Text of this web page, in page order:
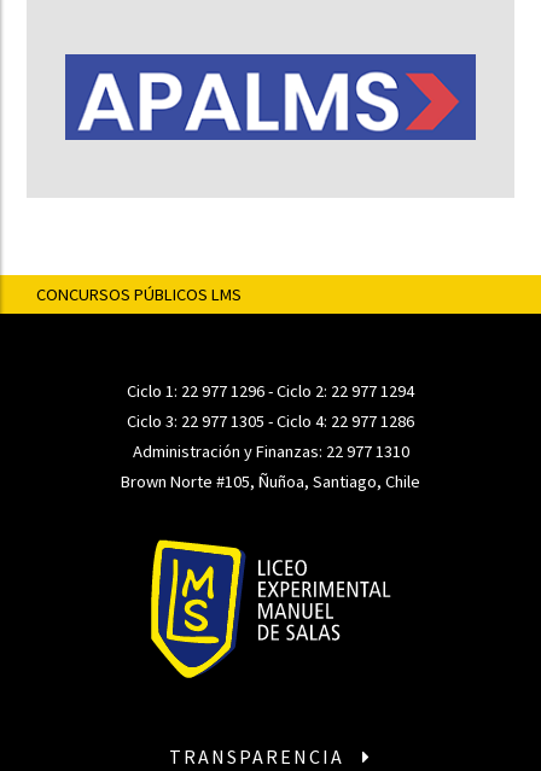
CONCURSOS PÚBLICOS LMS
Ciclo 1: 22 977 1296- Ciclo 2: 22 977 1294
Ciclo 3: 22 977 1305 - Ciclo 4: 22 977 1286
Administración y Finanzas: 22 977 1310
Brown Norte #105, Ñuñoa, Santiago, Chile
TRANSPARENCIA